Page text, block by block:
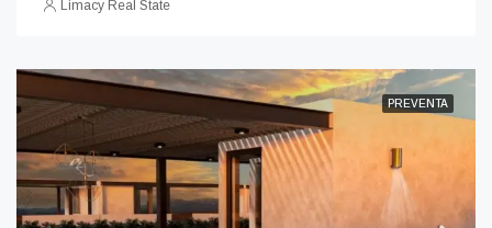
Limacy Real State
PREVENTA